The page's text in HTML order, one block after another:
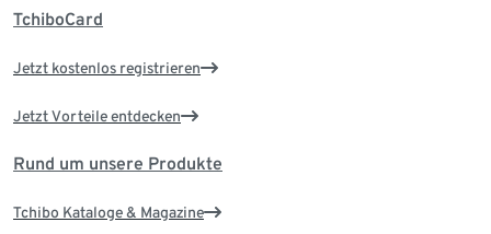
TchiboCard
Jetzt kostenlos registrieren
Jetzt Vorteile entdecken
Rund um unsere Produkte
Tchibo Kataloge & Magazine